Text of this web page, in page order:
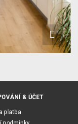
& ÚČET
platba